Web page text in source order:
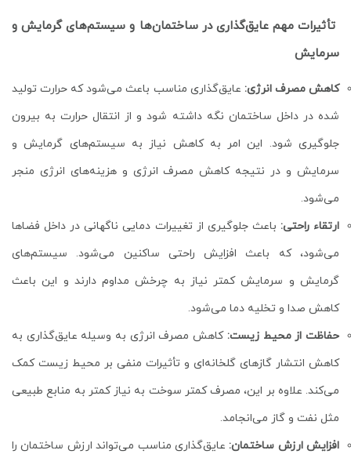
تأثیرات مهم عایق‌گذاری در ساختمان‌ها و سیستم‌های گرمایش و
سرمایش
کاهش مصرف انرژی: عایق‌گذاری مناسب باعث می‌شود که حرارت تولید
شده در داخل ساختمان نگه داشته شود و از انتقال حرارت به بیرون
جلوگیری شود. این امر به کاهش نیاز به سیستم‌های گرمایش و
سرمایش و در نتیجه کاهش مصرف انرژی و هزینه‌های انرژی منجر
می‌شود.
ارتقاء راحتی: باعث جلوگیری از تغییرات دمایی ناگهانی در داخل فضاها
می‌شود، که باعث افزایش راحتی ساکنین می‌شود. سیستم‌های
گرمایش و سرمایش کمتر نیاز به چرخش مداوم دارند و این باعث
کاهش صدا و تخلیه دما می‌شود.
حفاظت از محیط زیست: کاهش مصرف انرژی به وسیله عایق‌گذاری به
کاهش انتشار گازهای گلخانه‌ای و تأثیرات منفی بر محیط زیست کمک
می‌کند. علاوه بر این، مصرف کمتر سوخت به نیاز کمتر به منابع طبیعی
مثل نفت و گاز می‌انجامد.
افزایش ارزش ساختمان: عایق‌گذاری مناسب می‌تواند ارزش ساختمان را